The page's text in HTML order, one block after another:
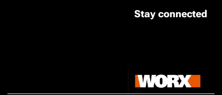
Stay connected